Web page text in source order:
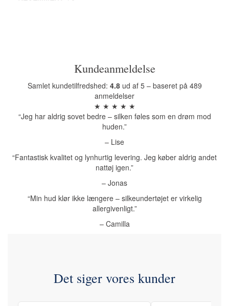
Kundeanmeldelse
Samlet kundetilfredshed: 4.8ud af 5 – baseret på 489
anmeldelser
★ ★ ★ ★ ★
“Jeg har aldrig sovet bedre – silken føles som en drøm mod
huden.”
– Lise
“Fantastisk kvalitet og lynhurtig levering. Jeg køber aldrig andet
nattøj igen.”
– Jonas
“Min hud klør ikke længere – silkeundertøjet er virkelig
allergivenligt.”
– Camilla
Det siger vores kunder